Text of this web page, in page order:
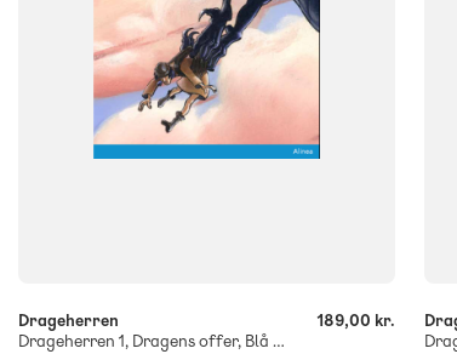
Drageherren
Drageherren 1, Dragens offer, Blå Læseklub
189,00 kr.